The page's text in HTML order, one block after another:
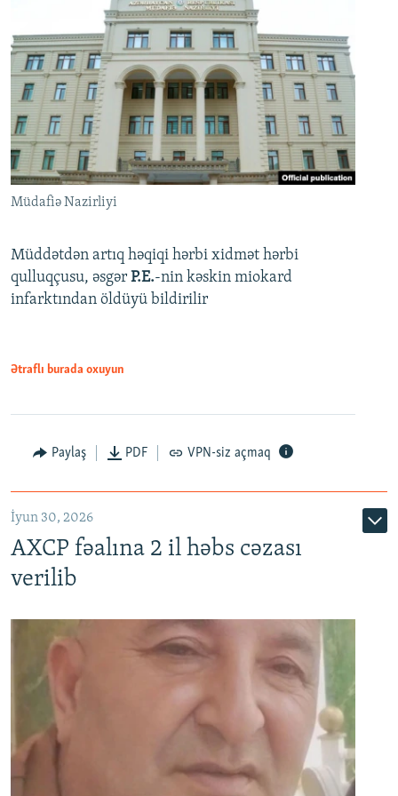
Müdafiə Nazirliyi
Müddətdən artıq həqiqi hərbi xidmət hərbi
qulluqçusu, əsgər P.E.-nin kəskin miokard
infarktından öldüyü bildirilir
Ətraflı burada oxuyun
Paylaş PDF VPN-siz açmaq
İyun 30, 2026
AXCP fəalına 2 il həbs cəzası
verilib